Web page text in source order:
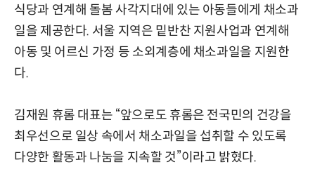
식당과 연계해 돌봄 사각지대에 있는 아동들에게 채소과
일을 제공한다. 서울 지역은 밑반찬 지원사업과 연계해
아동 및 어르신 가정 등 소외계층에 채소과일을 지원한
다.
김재원 휴롬 대표는 “앞으로도 휴롬은 전국민의 건강을
최우선으로 일상 속에서 채소과일을 섭취할 수 있도록
다양한 활동과 나눔을 지속할 것”이라고 밝혔다.